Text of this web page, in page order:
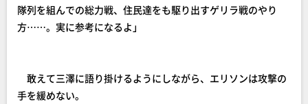
隊列を組んでの総力戦、住民達をも駆り出すゲリラ戦のやり
方……。実に参考になるよ」
敢えて三澤に語り掛けるようにしながら、エリソンは攻撃の
手を緩めない。